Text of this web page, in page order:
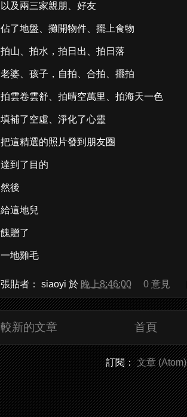
以及兩三家親朋、好友
佔了地盤、攤開物件、擺上食物
拍山、拍水，拍日出、拍日落
老婆、孩子，自拍、合拍、擺拍
拍雲卷雲舒、拍晴空萬里、拍海天一色
填補了空虛、淨化了心靈
把這精選的照片發到朋友圈
達到了目的
然後
給這地兒
餽贈了
一地雞毛
張貼者： siaoyi 於 晚上8:46:00 0 意見
較新的文章 首頁
訂閱：文章 (Atom)